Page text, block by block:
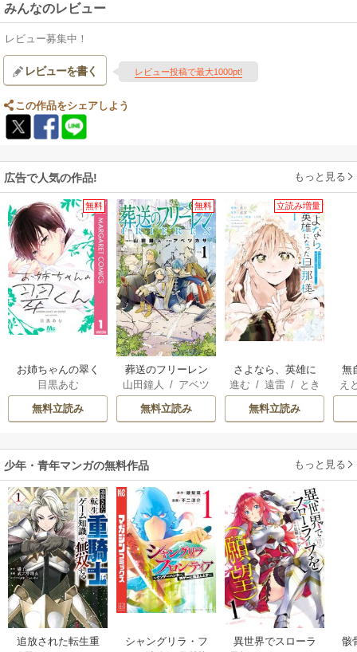
みんなのレビュー
レビュー募集中！
レビューを書く レビュー投稿で最大1000pt!
この作品をシェアしよう
広告で人気の作品! もっと見る
無料
お姉ちゃんの翠く
ん
目黒あむ
無料立読み
無料
葬送のフリーレン
山田鐘人
/ アベツ
カサ
無料立読み
立読み増量
さよなら、英雄に
なった旦那様 ～
ただ祈るだけの役
立たずな妻のはず
進む / 遠雷/ とき
間
無料立読み
無
も
え
も
少年・青年マンガの無料作品 もっと見る
追放された転生重
シャングリラ・フ
異世界でスローラ
骸